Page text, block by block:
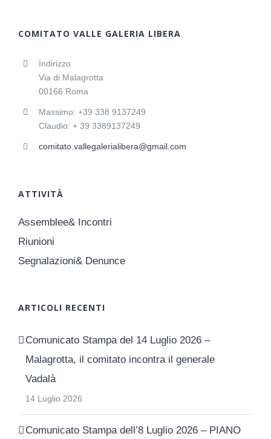
COMITATO VALLE GALERIA LIBERA
Indirizzo
Via di Malagrotta
00166 Roma
Massimo: +39 338 9137249
Claudio: + 39 3389137249
comitato.vallegalerialibera@gmail.com
ATTIVITÀ
Assemblee& Incontri
Riunioni
Segnalazioni& Denunce
ARTICOLI RECENTI
Comunicato Stampa del 14 Luglio 2026 –
Malagrotta, il comitato incontra il generale
Vadalà
14 Luglio 2026
Comunicato Stampa dell’8 Luglio 2026 – PIANO